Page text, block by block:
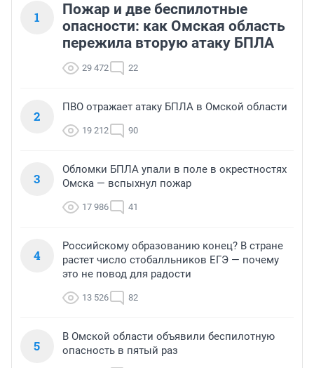
1
Пожар и две беспилотные
опасности: как Омская область
пережила вторую атаку БПЛА
29 472 22
2
ПВО отражает атаку БПЛА в Омской области
19 212 90
3
Обломки БПЛА упали в поле в окрестностях
Омска — вспыхнул пожар
17 986 41
4
Российскому образованию конец? В стране
растет число стобалльников ЕГЭ — почему
это не повод для радости
13 526 82
5
В Омской области объявили беспилотную
опасность в пятый раз